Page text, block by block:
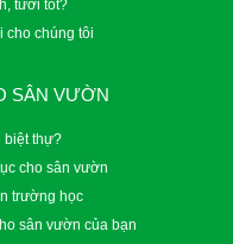
tươi tốt?
cho chúng tôi
SÂN VƯỜN
biệt thự?
cho sân vườn
trường học
sân vườn của bạn